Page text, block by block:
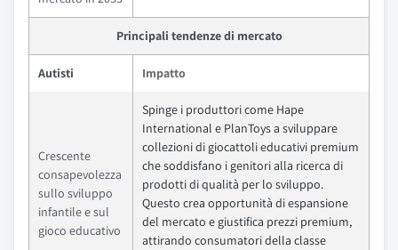
Principali tendenze di mercato
Autisti Impatto
Crescente
consapevolezza
sullo sviluppo
infantile e sul
gioco educativo
Spinge i produttori come Hape
International e PlanToys a sviluppare
collezioni di giocattoli educativi premium
che soddisfano i genitori alla ricerca di
prodotti di qualità per lo sviluppo.
Questo crea opportunità di espansione
del mercato e giustifica prezzi premium,
attirando consumatori della classe